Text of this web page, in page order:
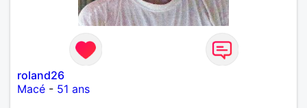
roland26
Macé - 51 ans